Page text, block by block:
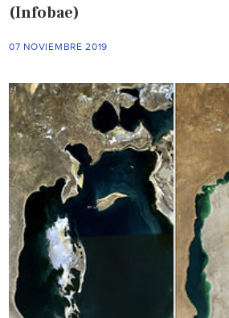
(Infobae)
07 NOVIEMBRE 2019